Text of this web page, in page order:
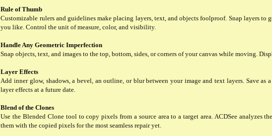
Rule of Thumb
Customizable rulers and guidelines make placing layers, text, and objects foolproof. Snap layers to
you like. Control the unit of measure, color, and visibility.
Handle Any Geometric Imperfection
Snap objects, text, and images to the top, bottom, sides, or corners of your canvas while moving.
Layer Effects
Add inner glow, shadows, a bevel, an outline, or blur between your image and text layers. Save
layer effects at a future date.
Blend of the Clones
Use the Blended Clone tool to copy pixels from a source area to a target area. ACDSee analyzes
them with the copied pixels for the most seamless repair yet.